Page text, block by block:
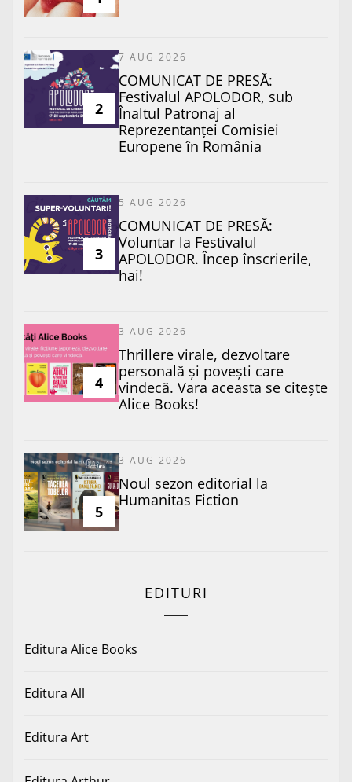
2
7 AUG 2026
COMUNICAT DE PRESĂ:
Festivalul APOLODOR, sub
Înaltul Patronaj al
Reprezentanței Comisiei
Europene în România
3
5 AUG 2026
COMUNICAT DE PRESĂ:
Voluntar la Festivalul
APOLODOR. Încep înscrierile,
hai!
4
3 AUG 2026
Thrillere virale, dezvoltare
personală și povești care
vindecă. Vara aceasta se citește
Alice Books!
5
3 AUG 2026
​Noul sezon editorial la
Humanitas Fiction
EDITURI
Editura Alice Books
Editura All
Editura Art